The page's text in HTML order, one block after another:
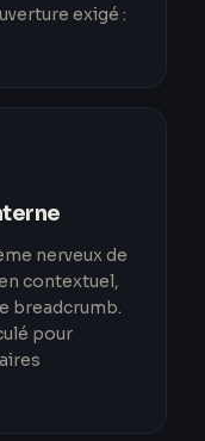
exigé :
nerveux de
contextuel,
breadcrumb.
pour